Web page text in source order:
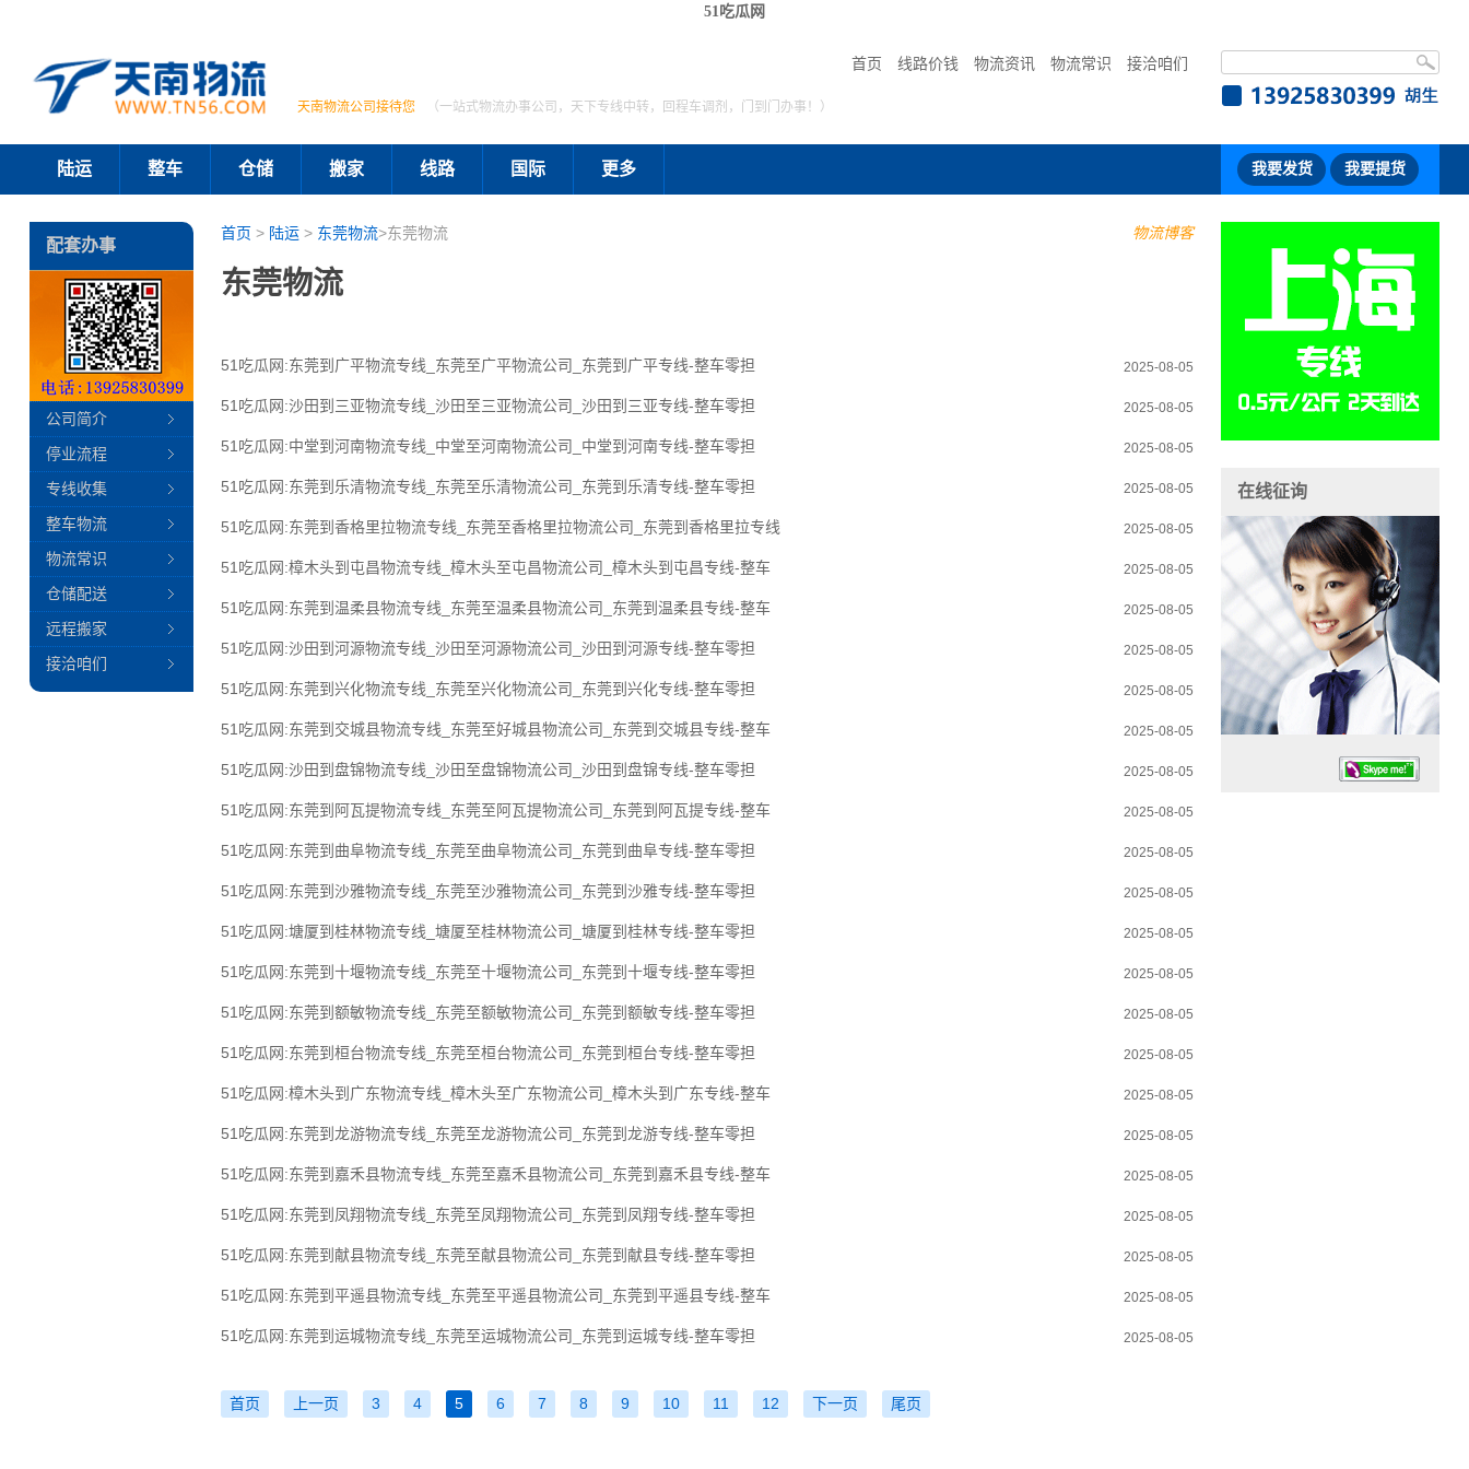
51吃瓜网
首页 线路价钱 物流资讯 物流常识 接洽咱们
天南物流公司接待您 （一站式物流办事公司，天下专线中转，回程车调剂，门到门办事！）
陆运 整车 仓储 搬家 线路 国际 更多 我要发货 我要提货
物流博客
首页 > 陆运> 东莞物流>东莞物流
东莞物流
2025-08-05
51吃瓜网:东莞到广平物流专线_东莞至广平物流公司_东莞到广平专线-整车零担
2025-08-05
51吃瓜网:沙田到三亚物流专线_沙田至三亚物流公司_沙田到三亚专线-整车零担
2025-08-05
51吃瓜网:中堂到河南物流专线_中堂至河南物流公司_中堂到河南专线-整车零担
2025-08-05
51吃瓜网:东莞到乐清物流专线_东莞至乐清物流公司_东莞到乐清专线-整车零担
2025-08-05
51吃瓜网:东莞到香格里拉物流专线_东莞至香格里拉物流公司_东莞到香格里拉专线
2025-08-05
51吃瓜网:樟木头到屯昌物流专线_樟木头至屯昌物流公司_樟木头到屯昌专线-整车
2025-08-05
51吃瓜网:东莞到温柔县物流专线_东莞至温柔县物流公司_东莞到温柔县专线-整车
2025-08-05
51吃瓜网:沙田到河源物流专线_沙田至河源物流公司_沙田到河源专线-整车零担
2025-08-05
51吃瓜网:东莞到兴化物流专线_东莞至兴化物流公司_东莞到兴化专线-整车零担
2025-08-05
51吃瓜网:东莞到交城县物流专线_东莞至好城县物流公司_东莞到交城县专线-整车
2025-08-05
51吃瓜网:沙田到盘锦物流专线_沙田至盘锦物流公司_沙田到盘锦专线-整车零担
2025-08-05
51吃瓜网:东莞到阿瓦提物流专线_东莞至阿瓦提物流公司_东莞到阿瓦提专线-整车
2025-08-05
51吃瓜网:东莞到曲阜物流专线_东莞至曲阜物流公司_东莞到曲阜专线-整车零担
2025-08-05
51吃瓜网:东莞到沙雅物流专线_东莞至沙雅物流公司_东莞到沙雅专线-整车零担
2025-08-05
51吃瓜网:塘厦到桂林物流专线_塘厦至桂林物流公司_塘厦到桂林专线-整车零担
2025-08-05
51吃瓜网:东莞到十堰物流专线_东莞至十堰物流公司_东莞到十堰专线-整车零担
2025-08-05
51吃瓜网:东莞到额敏物流专线_东莞至额敏物流公司_东莞到额敏专线-整车零担
2025-08-05
51吃瓜网:东莞到桓台物流专线_东莞至桓台物流公司_东莞到桓台专线-整车零担
2025-08-05
51吃瓜网:樟木头到广东物流专线_樟木头至广东物流公司_樟木头到广东专线-整车
2025-08-05
51吃瓜网:东莞到龙游物流专线_东莞至龙游物流公司_东莞到龙游专线-整车零担
2025-08-05
51吃瓜网:东莞到嘉禾县物流专线_东莞至嘉禾县物流公司_东莞到嘉禾县专线-整车
2025-08-05
51吃瓜网:东莞到凤翔物流专线_东莞至凤翔物流公司_东莞到凤翔专线-整车零担
2025-08-05
51吃瓜网:东莞到献县物流专线_东莞至献县物流公司_东莞到献县专线-整车零担
2025-08-05
51吃瓜网:东莞到平遥县物流专线_东莞至平遥县物流公司_东莞到平遥县专线-整车
2025-08-05
51吃瓜网:东莞到运城物流专线_东莞至运城物流公司_东莞到运城专线-整车零担
首页 上一页 3 4 5 6 7 8 9 10 11 12 下一页 尾页
配套办事
公司简介
停业流程
专线收集
整车物流
物流常识
仓储配送
远程搬家
接洽咱们
在线征询